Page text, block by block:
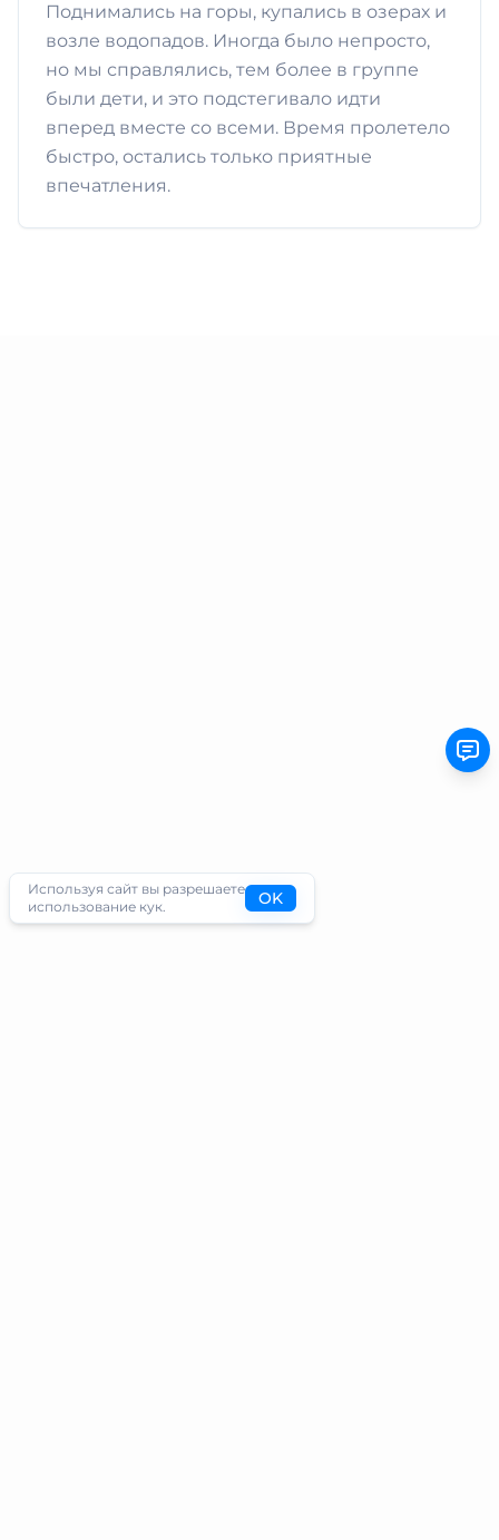
Поднимались на горы, купались в озерах и
возле водопадов. Иногда было непросто,
но мы справлялись, тем более в группе
были дети, и это подстегивало идти
вперед вместе со всеми. Время пролетело
быстро, остались только приятные
впечатления.
Используя сайт вы разрешаете
использование кук.
OK